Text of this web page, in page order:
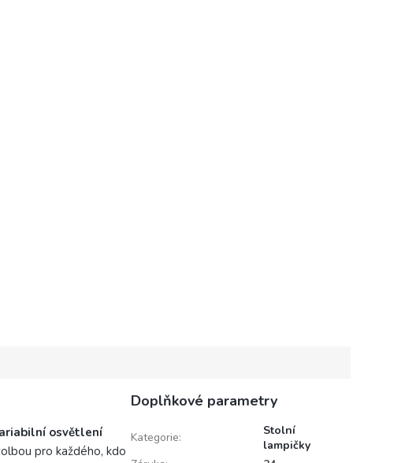
osvětlení
pro každého, kdo
Doplňkové parametry
Kategorie:
Stolní
lampičky